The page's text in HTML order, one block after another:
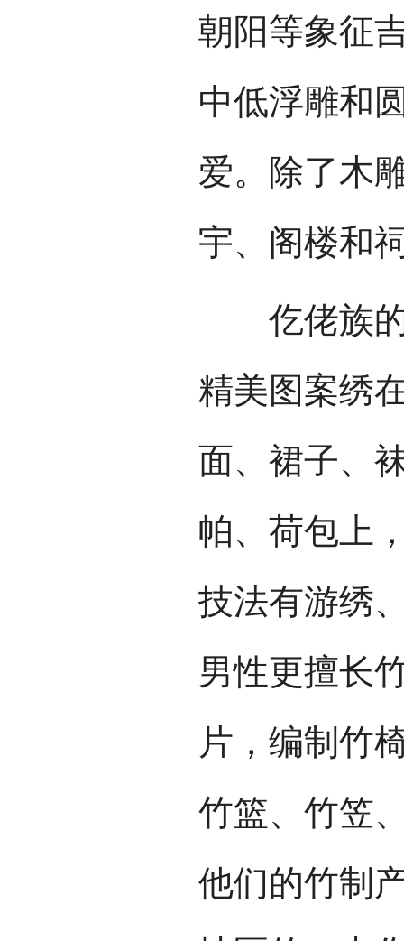
朝阳等象征
中低浮雕和
爱。除了木
宇、阁楼和
仡佬族的
精美图案绣
面、裙子、
帕、荷包上
技法有游绣
男性更擅长
片，编制竹
竹篮、竹笠
他们的竹制